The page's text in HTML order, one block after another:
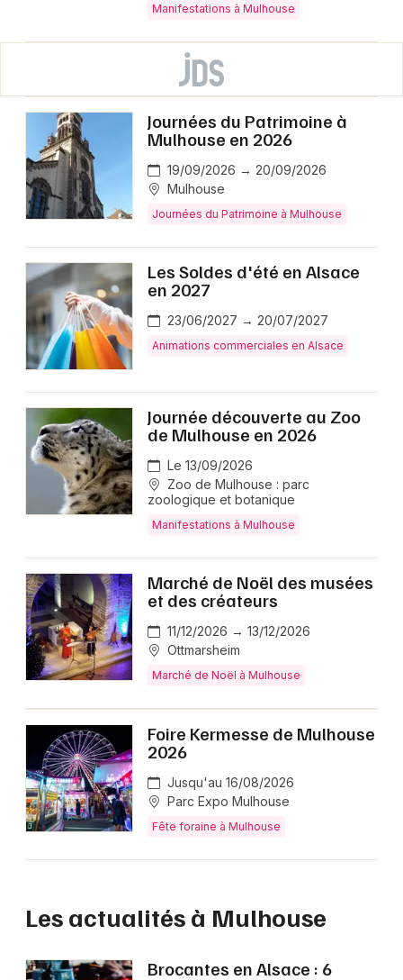
Manifestations à Mulhouse
Journées du Patrimoine à
Mulhouse en 2026
19/09/2026 → 20/09/2026
Mulhouse
Journées du Patrimoine à Mulhouse
Les Soldes d'été en Alsace
en 2027
23/06/2027 → 20/07/2027
Animations commerciales en Alsace
Journée découverte au Zoo
de Mulhouse en 2026
Le 13/09/2026
Zoo de Mulhouse : parc
zoologique et botanique
Manifestations à Mulhouse
Marché de Noël des musées
et des créateurs
11/12/2026 → 13/12/2026
Ottmarsheim
Marché de Noël à Mulhouse
Foire Kermesse de Mulhouse
2026
Jusqu'au 16/08/2026
Parc Expo Mulhouse
Fête foraine à Mulhouse
Les actualités à Mulhouse
Brocantes en Alsace : 6